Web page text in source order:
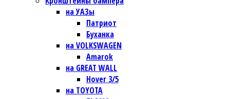
на УАЗы
Патриот
Буханка
на VOLKSWAGEN
Amarok
на GREAT WALL
Hover 3/5
на TOYOTA